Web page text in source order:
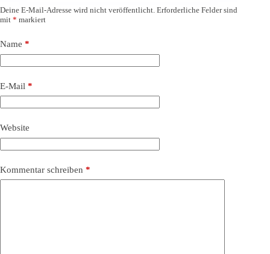
Deine E-Mail-Adresse wird nicht veröffentlicht. Erforderliche Felder sind
mit * markiert
Name *
E-Mail *
Website
Kommentar schreiben *